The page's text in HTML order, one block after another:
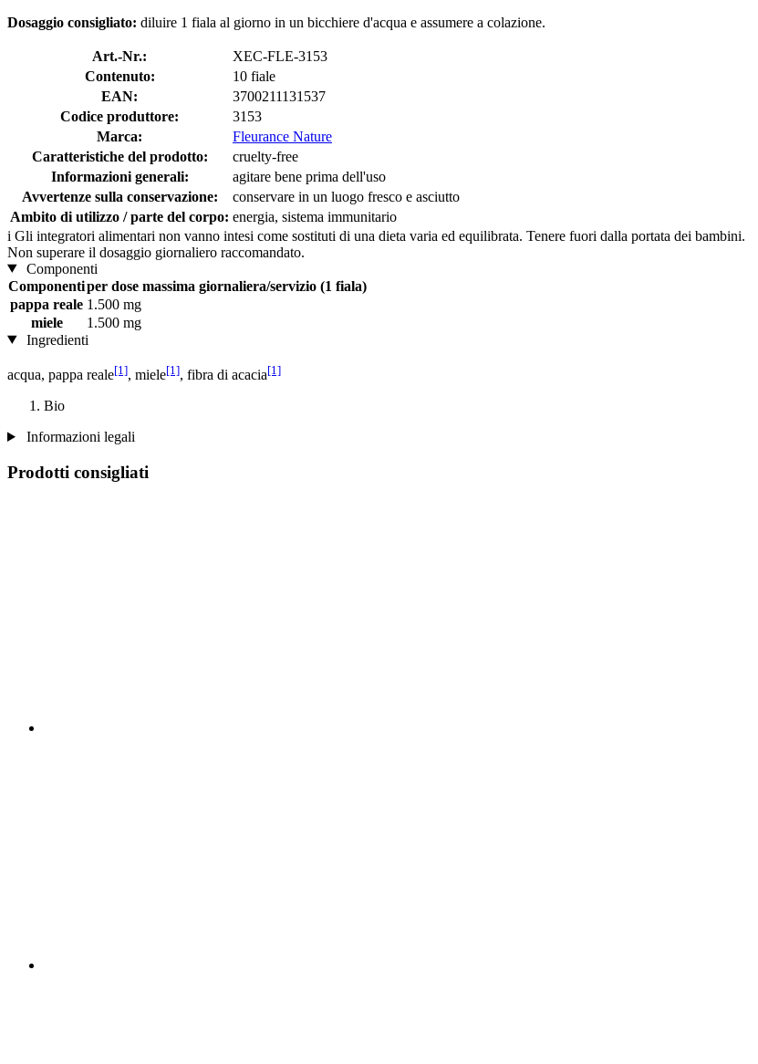
Dosaggio consigliato: diluire 1 fiala al giorno in un bicchiere d'acqua e assumere a colazione.
Art.-Nr.:
XEC-FLE-3153
Contenuto:
10 fiale
EAN:
3700211131537
Codice produttore:
3153
Marca:
Fleurance Nature
Caratteristiche del prodotto:
cruelty-free
Informazioni generali:
agitare bene prima dell'uso
Avvertenze sulla conservazione:
conservare in un luogo fresco e asciutto
Ambito di utilizzo / parte del corpo: energia, sistema immunitario
i Gli integratori alimentari non vanno intesi come sostituti di una dieta varia ed equilibrata. Tenere fuori dalla portata dei bambini.
Non superare il dosaggio giornaliero raccomandato.
Componenti
Componentiper dose massima giornaliera/servizio (1 fiala)
pappa reale 1.500 mg
miele
1.500 mg
Ingredienti
acqua, pappa reale[1], miele[1], fibra di acacia[1]
Bio
Informazioni legali
Prodotti consigliati